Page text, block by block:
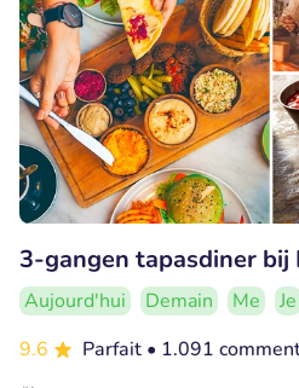
3-gangen tapasdiner bij
Aujourd'hui Demain Me Je
9.6
Parfait • 1.091